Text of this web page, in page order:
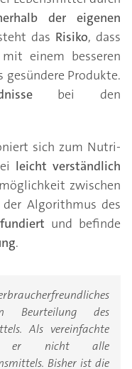
der eigenen
das Risiko, dass
einem besseren
gesündere Produkte.
bei den
sich zum Nutri-
leicht verständlich
zwischen
Algorithmus des
fundiert und befinde
.
Beurteilung des
Als vereinfachte
er nicht alle
Bisher ist die